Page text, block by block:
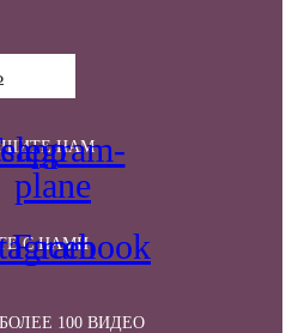
НАМ
plane
С НАМИ
Facebook
100 ВИДЕО